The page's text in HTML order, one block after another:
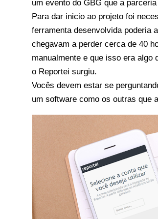
um evento do GBG que a
Para dar inicio ao projeto foi
ferramenta desenvolvida poderia
chegavam a perder cerca de 40
manualmente e que isso era
o Reportei surgiu.
Vocês devem estar se
um software como os outras que